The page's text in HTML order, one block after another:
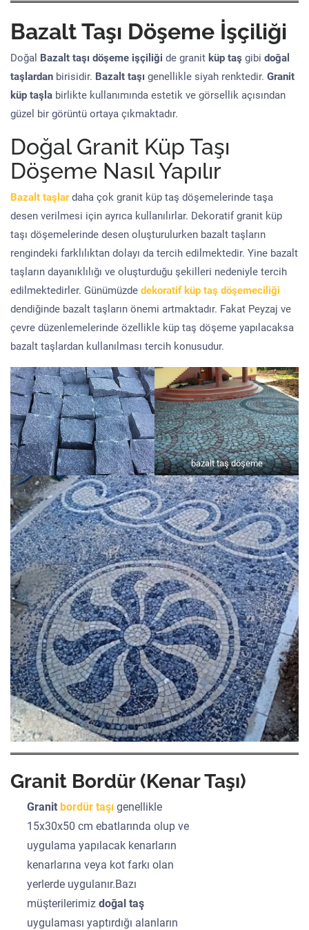
Bazalt Taşı Döşeme İşçiliği
Doğal Bazalt taşı döşeme işçiliği de granit küp taş gibi doğal
taşlardan birisidir. Bazalt taşı genellikle siyah renktedir. Granit
küp taşla birlikte kullanımında estetik ve görsellik açısından
güzel bir görüntü ortaya çıkmaktadır.
Doğal Granit Küp Taşı
Döşeme Nasıl Yapılır
Bazalt taşlardaha çok granit küp taş döşemelerinde taşa
desen verilmesi için ayrıca kullanılırlar. Dekoratif granit küp
taşı döşemelerinde desen oluşturulurken bazalt taşların
rengindeki farklılıktan dolayı da tercih edilmektedir. Yine bazalt
taşların dayanıklılığı ve oluşturduğu şekilleri nedeniyle tercih
edilmektedirler. Günümüzde dekoratif küp taş döşemeciliği
dendiğinde bazalt taşların önemi artmaktadır. Fakat Peyzaj ve
çevre düzenlemelerinde özellikle küp taş döşeme yapılacaksa
bazalt taşlardan kullanılması tercih konusudur.
bazalt taş döşeme
Granit Bordür (Kenar Taşı)
Granitbordür taşı genellikle
15x30x50 cm ebatlarında olup ve
uygulama yapılacak kenarların
kenarlarına veya kot farkı olan
yerlerde uygulanır.Bazı
müşterilerimizdoğal taş
uygulaması yaptırdığı alanların